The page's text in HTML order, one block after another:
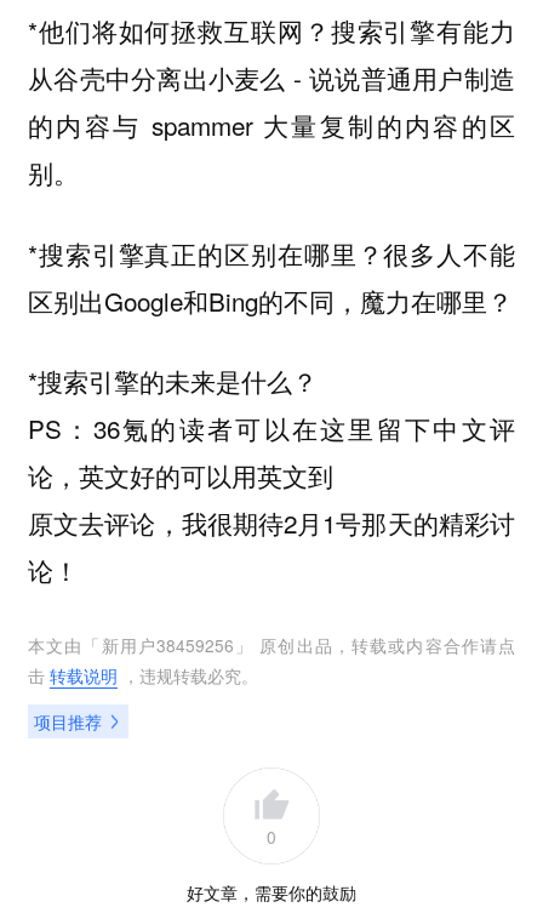
*他们将如何拯救互联网？搜索引擎有能力
从谷壳中分离出小麦么 - 说说普通用户制造
的内容与 spammer 大量复制的内容的区
别。
*搜索引擎真正的区别在哪里？很多人不能
区别出Google和Bing的不同，魔力在哪里？
*搜索引擎的未来是什么？
PS：36氪的读者可以在这里留下中文评
论，英文好的可以用英文到
原文去评论，我很期待2月1号那天的精彩讨
论！
本文由「 新用户38459256 」 原创出品，转载或内容合作请点
击 转载说明 ，违规转载必究。
项目推荐
0
好文章，需要你的鼓励